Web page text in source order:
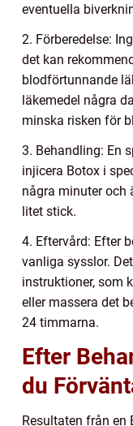
eventuella
2. Förberedelse:
det kan
blodförtunnande
läkemedel några
minska risken för
3. Behandling: En
injicera Botox i
några minuter och
litet stick.
4. Eftervård: Efter
vanliga sysslor.
instruktioner, som
eller massera det
24 timmarna.
Efter
du
Resultaten från